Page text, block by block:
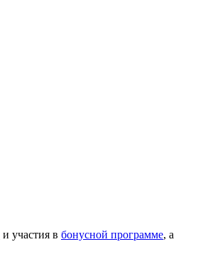
и участия в бонусной программе, а